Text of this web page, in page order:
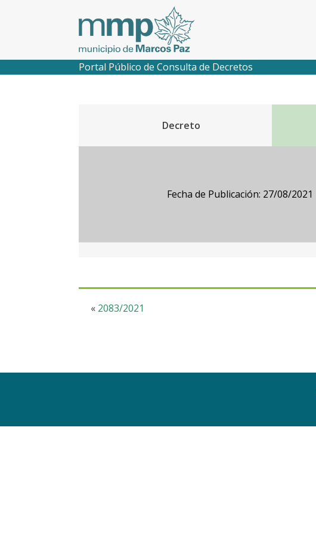
Portal Público de Consulta de Decretos
Decreto
Fecha de Publicación: 27/08/2021
« 2083/2021